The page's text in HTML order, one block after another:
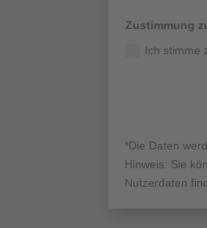
Zustimmung
Ich stimme
*Die Daten
Hinweis: Sie
Nutzerdaten